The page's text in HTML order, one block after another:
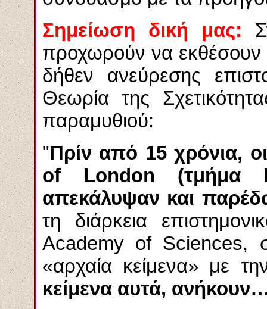
Σημείωση δική μας:
προχωρούν να
δήθεν ανεύρεσης
Θεωρία της
παραμυθιού:
"Πρίν από 15 χρόνια,
of London (τμήμα
απεκάλυψαν και
τη διάρκεια
Academy of Sciences,
«αρχαία κείμενα» με
κείμενα αυτά,